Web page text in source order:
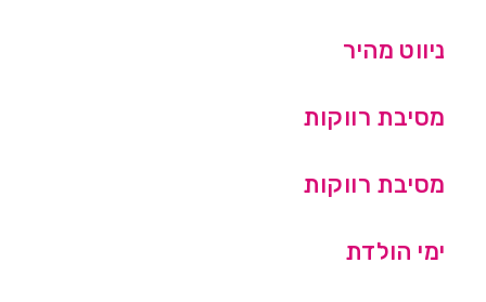
ניווט מהיר
מסיבת רווקות
מסיבת רווקות
ימי הולדת